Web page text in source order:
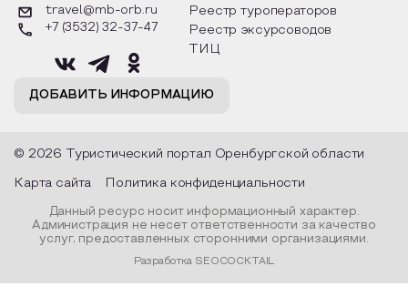
ДОБАВИТЬ ИНФОРМАЦИЮ
travel@mb-orb.ru
+7 (3532) 32-37-47
Реестр туроператоров
Реестр эксурсоводов
ТИЦ
© 2026 Туристический портал Оренбургской области
Карта сайта Политика конфиденциальности
Данный ресурс носит информационный характер.
Администрация не несет ответственности за качество
услуг, предоставленных сторонними организациями.
Разработка SEOCOCKTAIL